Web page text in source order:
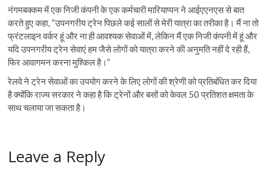
नंगमबक्कम में एक निजी कंपनी के एक कर्मचारी मारियाप्पन ने आईएएनएस से बात
करते हुए कहा, “उपनगरीय ट्रेन पिछले कई सालों से मेरी यात्रा का तरीका है। मैं ना तो
फ्रंटलाइन वर्कर हूं और ना ही आवश्यक सेवाओं में, लेकिन मैं एक निजी कंपनी में हूं और
यदि उपनगरीय ट्रेन सेवाएं हम जैसे लोगों को यात्रा करने की अनुमति नहीं दे रही हैं,
फिर आवागमन करना मुश्किल है।”
रेलवे ने ट्रेन सेवाओं का उपयोग करने के लिए लोगों की श्रेणी को प्रतिबंधित कर दिया
है क्योंकि राज्य सरकार ने कहा है कि ट्रेनों और बसों को केवल 50 प्रतिशत क्षमता के
साथ चलाया जा सकता है।
Leave a Reply